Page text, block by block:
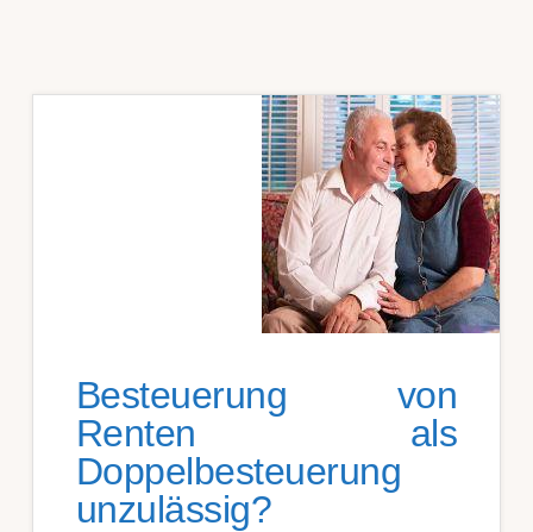
Besteuerung von
Renten als
Doppelbesteuerung
unzulässig?